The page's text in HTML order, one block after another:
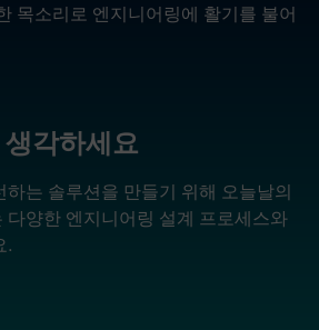
목소리로 엔지니어링에 활기를 불어
각하세요
하는 솔루션을 만들기 위해 오늘날의
다양한 엔지니어링 설계 프로세스와
.